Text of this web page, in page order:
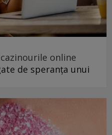
online
de speranța unui